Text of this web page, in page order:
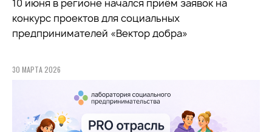
10 июня в регионе начался приём заявок на
конкурс проектов для социальных
предпринимателей «Вектор добра»
30 МАРТА 2026